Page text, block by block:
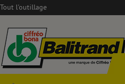
Tout l'outillage